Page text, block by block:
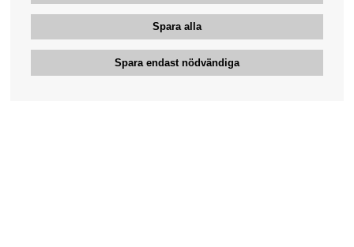
Spara alla
Spara endast nödvändiga